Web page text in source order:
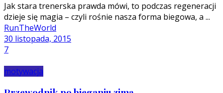
Jak stara trenerska prawda mówi, to podczas regeneracji
dzieje się magia – czyli rośnie nasza forma biegowa, a ...
RunTheWorld
30 listopada, 2015
7
motywacja